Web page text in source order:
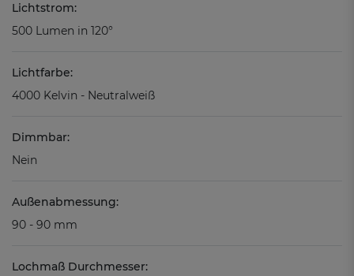
Lichtstrom:
500 Lumen in 120°
Lichtfarbe:
4000 Kelvin - Neutralweiß
Dimmbar:
Nein
Außenabmessung:
90 - 90 mm
Lochmaß Durchmesser: